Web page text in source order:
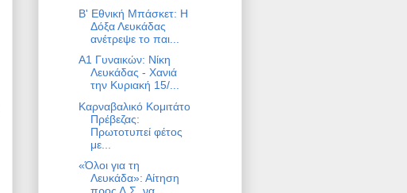
Β' Εθνική Μπάσκετ: Η
Δόξα Λευκάδας
ανέτρεψε το παι...
Α1 Γυναικών: Νίκη
Λευκάδας - Χανιά
την Κυριακή 15/...
Καρναβαλικό Κομιτάτο
Πρέβεζας:
Πρωτοτυπεί φέτος
με...
«Όλοι για τη
Λευκάδα»: Αίτηση